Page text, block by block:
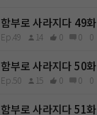
함부로 사라지다 49화
Ep.49 14 0 0 0
함부로 사라지다 50화
Ep.50 15 0 0 0
함부로 사라지다 51화